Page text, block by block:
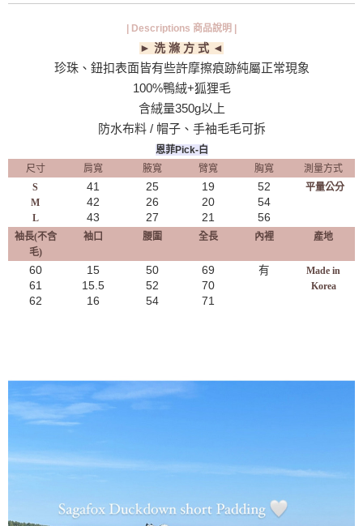
| Descriptions 商品說明 |
► 洗 滌 方 式 ◄
珍珠、鈕扣表面皆有些許摩擦痕跡純屬正常現象
100%鴨絨+狐狸毛
含絨量350g以上
防水布料 / 帽子、手袖毛毛可拆
恩菲Pick-白
尺寸
肩寬 腋寬 臂寬 胸寬
測量方式
S
M
L
41
42
43
25
26
27
19
20
21
52
54
56
平量公分
袖長(不含
毛)
袖口 腰圍 全長 內裡 產地
60
61
62
15
15.5
16
50
52
54
69
70
71
有
Made in
Korea